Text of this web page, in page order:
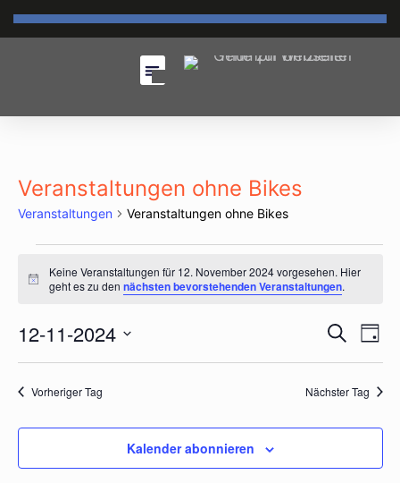
Veranstaltungen ohne Bikes
Veranstaltungen Veranstaltungen ohne Bikes
Hinweis
Keine Veranstaltungen für 12. November 2024 vorgesehen. Hier
geht es zu dennächsten bevorstehenden Veranstaltungen.
und
SucheTag
12-11-2024
Datum
wählen.
Vorheriger Tag Nächster Tag
Kalender abonnieren